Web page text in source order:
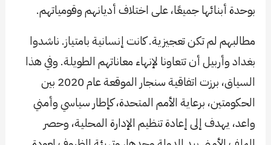
بوحدة أبنائها جميعًا، على اختلاف أديانهم وقومياتهم.
مطالبهم لم تكن تعجيزية. كانت إنسانية بامتياز. ناشدوا
بغداد وأربيل أن تتعاونا لإنهاء معاناتهم الطويلة. وفي هذا
السياق، برزت اتفاقية سنجار الموقعة عام 2020 بين
الحكومتين، برعاية الأمم المتحدة، كإطار سياسي وأمني
واعد، يهدف إلى إعادة تنظيم الإدارة المحلية، وحصر